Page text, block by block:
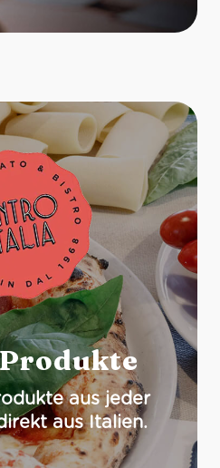
aus jeder
aus Italien.